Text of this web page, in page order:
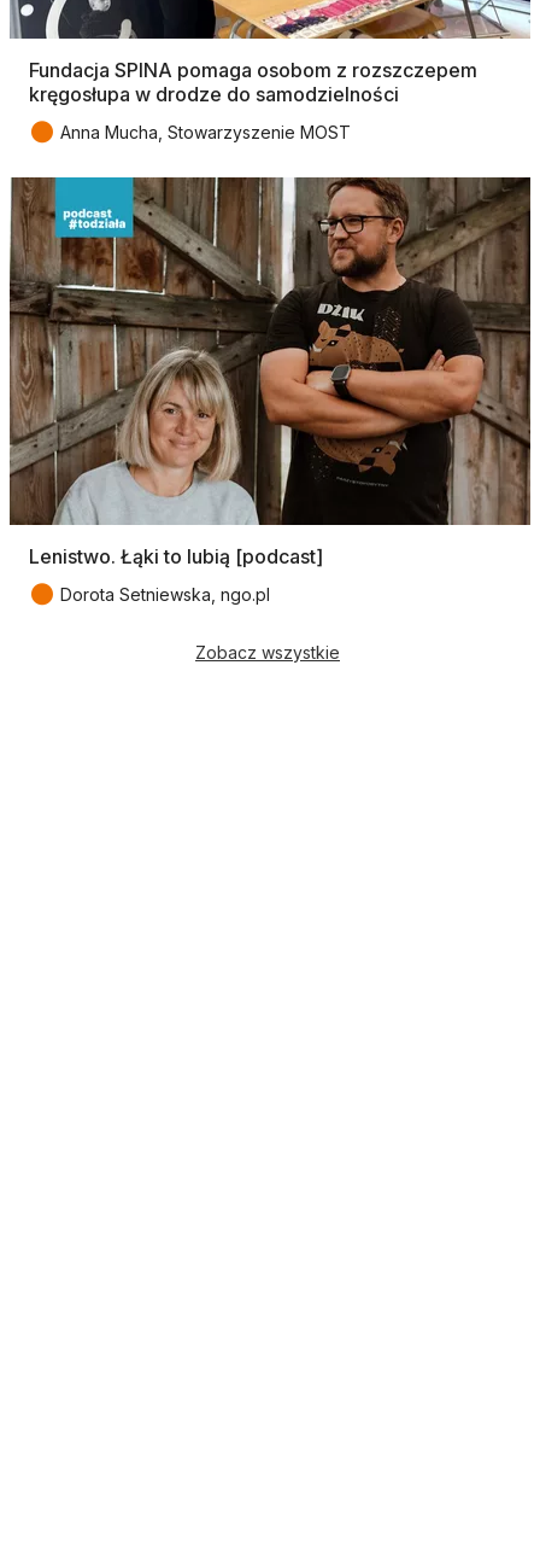
Fundacja SPINA pomaga osobom z rozszczepem
kręgosłupa w drodze do samodzielności
● Anna Mucha, Stowarzyszenie MOST
Lenistwo. Łąki to lubią [podcast]
● Dorota Setniewska, ngo.pl
Zobacz wszystkie